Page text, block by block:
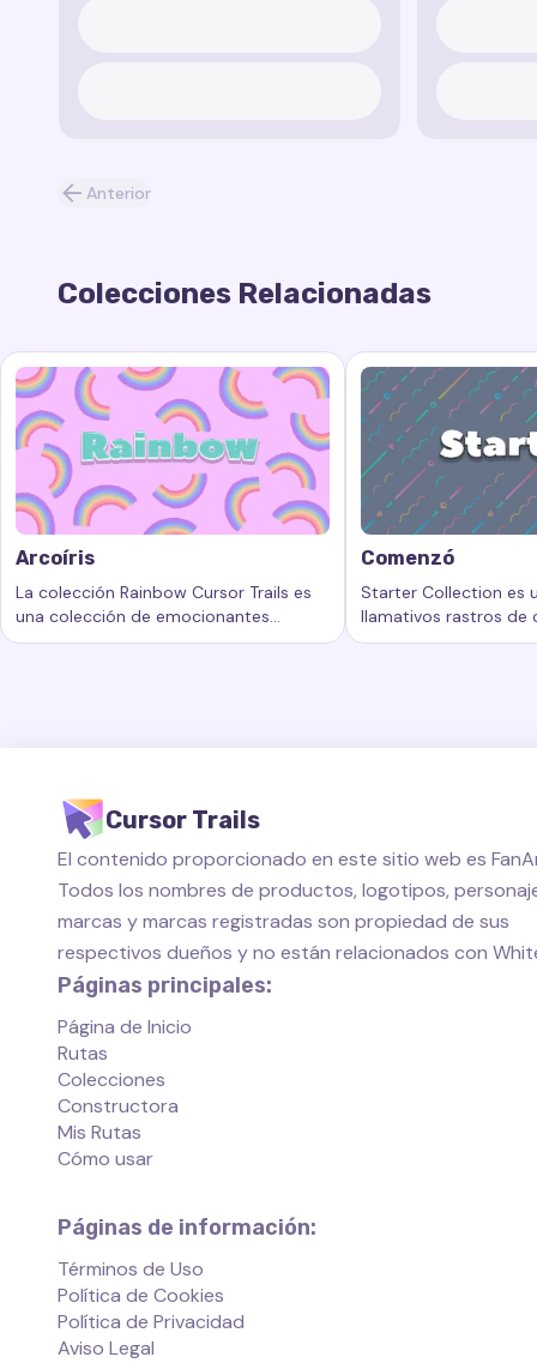
Anterior
Colecciones Relacionadas
Arcoíris
La colección Rainbow Cursor Trails es
una colección de emocionantes
rastros de cursor que agregan un
Palabras clave:Arcoíris, rastros de cursor
Comenzó
Starter Collection es
llamativos rastros de
añaden un nuevo
Palabras clave:
Cursor Trails
El contenido proporcionado en este sitio web es
Todos los nombres de productos, logotipos,
marcas y marcas registradas son propiedad de sus
respectivos dueños y no están relacionados con
Páginas principales:
Página de Inicio
Rutas
Colecciones
Constructora
Mis Rutas
Cómo usar
Páginas de información:
Términos de Uso
Política de Cookies
Política de Privacidad
Aviso Legal